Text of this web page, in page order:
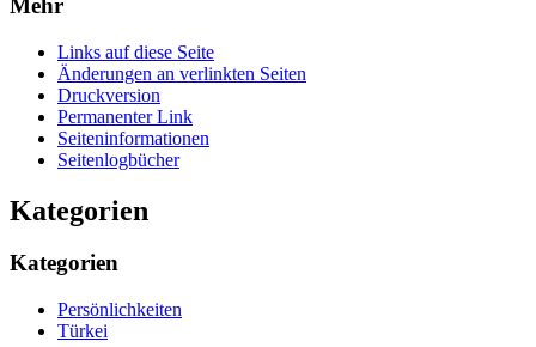
Mehr
Links auf diese Seite
Änderungen an verlinkten Seiten
Druckversion
Permanenter Link
Seiten­­informationen
Seitenlogbücher
Kategorien
Kategorien
Persönlichkeiten
Türkei